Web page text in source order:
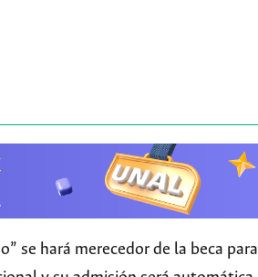
se hará merecedor de la beca para